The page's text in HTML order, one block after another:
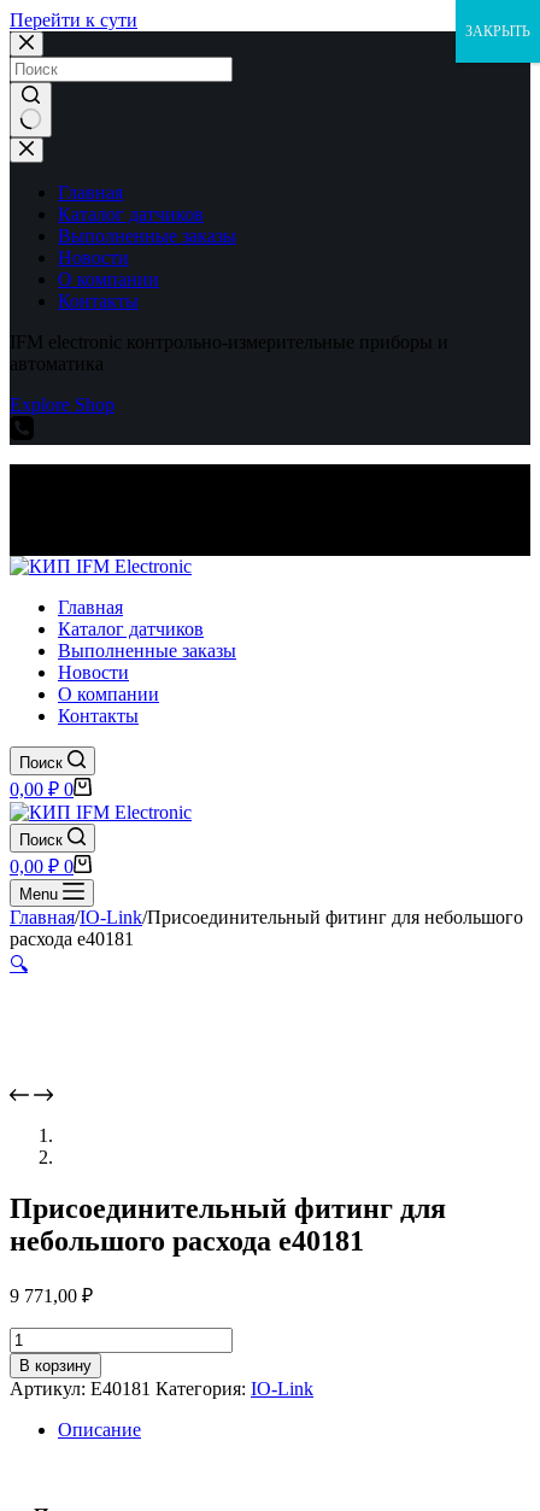
Перейти к сути
Ничего
не
найденоГлавная
Каталог датчиков
Выполненные заказы
Новости
О компании
Контакты
IFM electronic контрольно-измерительные приборы и
автоматика
Explore Shop
Главная
Каталог датчиков
Выполненные заказы
Новости
О компании
Контакты
Поиск
Корзина
0,00 ₽ 0
Поиск
Корзина
0,00 ₽ 0
Menu
Главная/IO-Link/Присоединительный фитинг для небольшого
расхода e40181
🔍
Присоединительный фитинг для
небольшого расхода e40181
9 771,00 ₽
Количество
товара
Присоединительный
фитинг
небольшого
В корзину
Артикул: E40181 Категория: IO-Link
Описание
ЗАКРЫТЬ